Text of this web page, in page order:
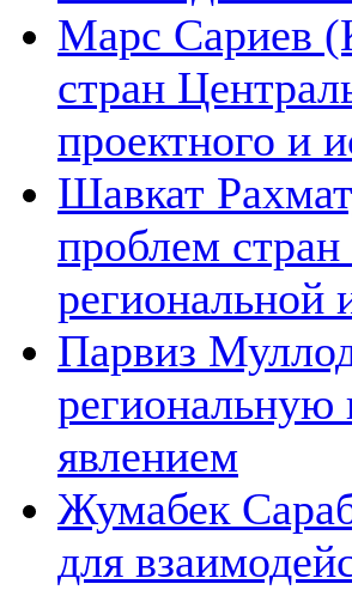
Марс Сариев
стран
проектного и
Шавкат
проблем
региональной
Парвиз
явлением
Жумабек
для